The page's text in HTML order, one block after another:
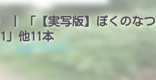
| 「【実写版】ぼくのなつ
他11本